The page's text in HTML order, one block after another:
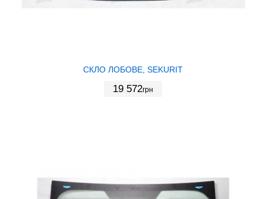
СКЛО ЛОБОВЕ, SEKURIT
19 572грн